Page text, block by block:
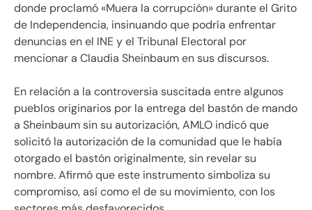
donde proclamó «Muera la corrupción» durante el Grito
de Independencia, insinuando que podría enfrentar
denuncias en el INE y el Tribunal Electoral por
mencionar a Claudia Sheinbaum en sus discursos.
En relación a la controversia suscitada entre algunos
pueblos originarios por la entrega del bastón de mando
a Sheinbaum sin su autorización, AMLO indicó que
solicitó la autorización de la comunidad que le había
otorgado el bastón originalmente, sin revelar su
nombre. Afirmó que este instrumento simboliza su
compromiso, así como el de su movimiento, con los